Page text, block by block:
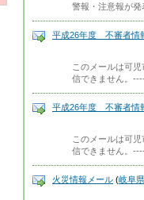
警報・注意報が
平成26年度 不審者情
このメールは可
信できません。
平成26年度 不審者情
このメールは可
信できません。
火災情報メール (岐阜県